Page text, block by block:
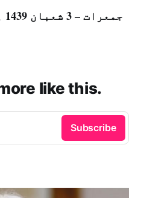
like this.
Subscribe